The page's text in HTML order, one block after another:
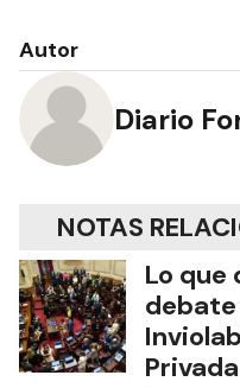
Autor
Diario
NOTAS
Lo que
Privada